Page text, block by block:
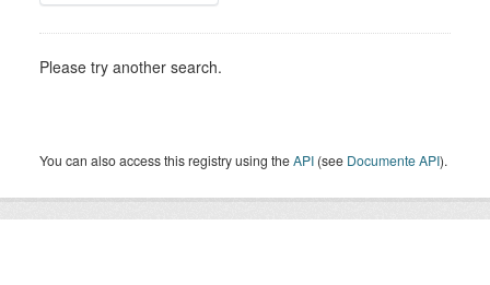
Please try another search.
You can also access this registry using theAPI (see Documente API).